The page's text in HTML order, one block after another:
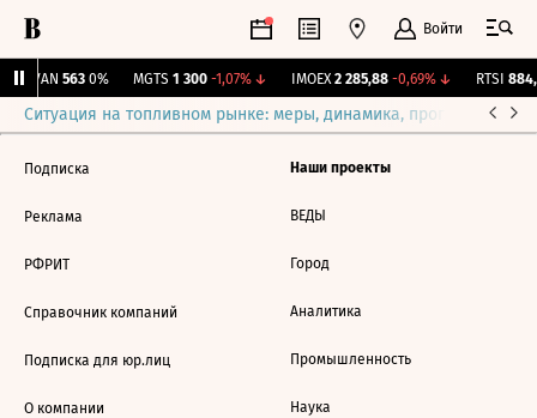
Войти
AVAN 563 0% MGTS 1 300 -1,07%↓ IMOEX 2 285,88 -0,69%↓ RTSI
Ситуация на топливном рынке: меры, динамика, прогнозы
Подписка
Реклама
РФРИТ
Справочник компаний
Подписка для юр.лиц
О компании
Наши проекты
ВЕДЫ
Город
Аналитика
Промышленность
Наука